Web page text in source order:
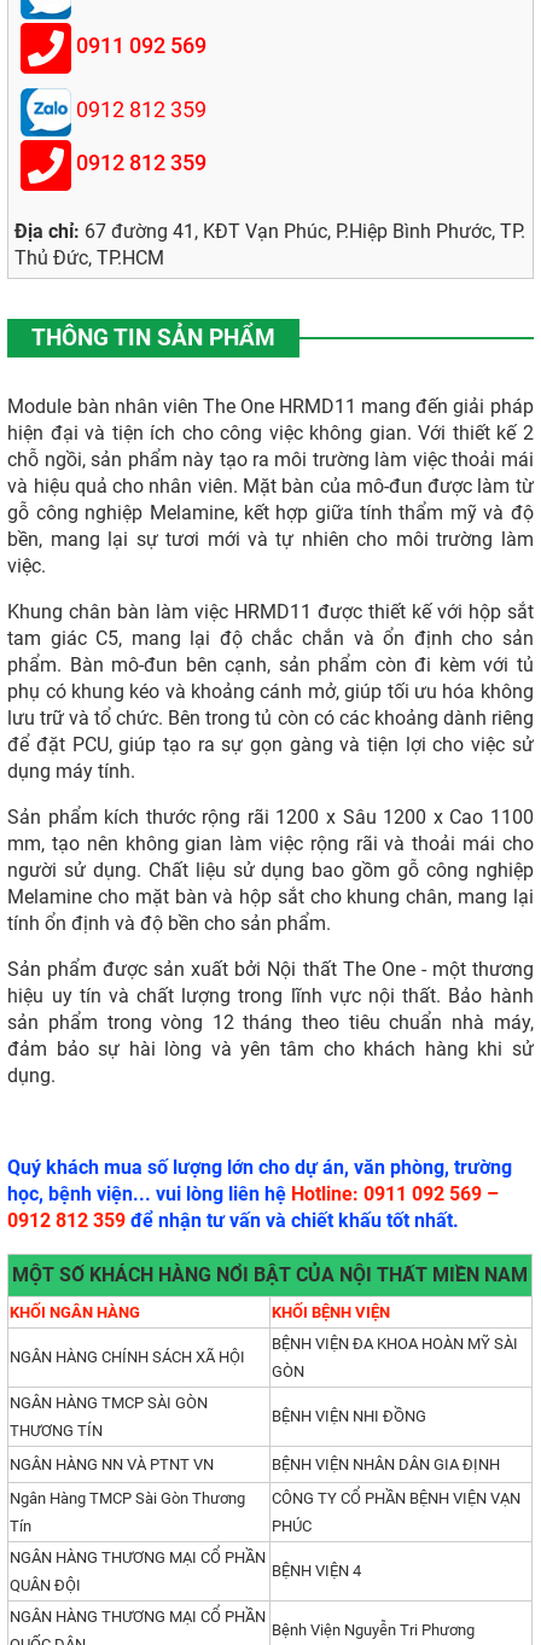
0911 092 569
0912 812 359
0912 812 359
Địa chỉ: 67 đường 41, KĐT Vạn Phúc, P.Hiệp Bình Phước, TP.
Thủ Đức, TP.HCM
THÔNG TIN SẢN PHẨM
Module bàn nhân viên The One HRMD11 mang đến giải pháp
hiện đại và tiện ích cho công việc không gian. Với thiết kế 2
chỗ ngồi, sản phẩm này tạo ra môi trường làm việc thoải mái
và hiệu quả cho nhân viên. Mặt bàn của mô-đun được làm từ
gỗ công nghiệp Melamine, kết hợp giữa tính thẩm mỹ và độ
bền, mang lại sự tươi mới và tự nhiên cho môi trường làm
việc.
Khung chân bàn làm việc HRMD11 được thiết kế với hộp sắt
tam giác C5, mang lại độ chắc chắn và ổn định cho sản
phẩm. Bàn mô-đun bên cạnh, sản phẩm còn đi kèm với tủ
phụ có khung kéo và khoảng cánh mở, giúp tối ưu hóa không
lưu trữ và tổ chức. Bên trong tủ còn có các khoảng dành riêng
để đặt PCU, giúp tạo ra sự gọn gàng và tiện lợi cho việc sử
dụng máy tính.
Sản phẩm kích thước rộng rãi 1200 x Sâu 1200 x Cao 1100
mm, tạo nên không gian làm việc rộng rãi và thoải mái cho
người sử dụng. Chất liệu sử dụng bao gồm gỗ công nghiệp
Melamine cho mặt bàn và hộp sắt cho khung chân, mang lại
tính ổn định và độ bền cho sản phẩm.
Sản phẩm được sản xuất bởi Nội thất The One - một thương
hiệu uy tín và chất lượng trong lĩnh vực nội thất. Bảo hành
sản phẩm trong vòng 12 tháng theo tiêu chuẩn nhà máy,
đảm bảo sự hài lòng và yên tâm cho khách hàng khi sử
dụng.
Quý khách mua số lượng lớn cho dự án, văn phòng, trường
học, bệnh viện... vui lòng liên hệ Hotline: 0911 092 569 –
0912 812 359 để nhận tư vấn và chiết khấu tốt nhất.
MỘT SỐ KHÁCH HÀNG NỔI BẬT CỦA NỘI THẤT MIỀN NAM
KHỐI NGÂN HÀNG KHỐI BỆNH VIỆN
NGÂN HÀNG CHÍNH SÁCH XÃ HỘI
BỆNH VIỆN ĐA KHOA HOÀN MỸ SÀI
GÒN
NGÂN HÀNG TMCP SÀI GÒN
THƯƠNG TÍN
BỆNH VIỆN NHI ĐỒNG
NGÂN HÀNG NN VÀ PTNT VN
BỆNH VIỆN NHÂN DÂN GIA ĐỊNH
Ngân Hàng TMCP Sài Gòn Thương
Tín
CÔNG TY CỔ PHẦN BỆNH VIỆN VẠN
PHÚC
NGÂN HÀNG THƯƠNG MẠI CỔ PHẦN
QUÂN ĐỘI
BỆNH VIỆN 4
NGÂN HÀNG THƯƠNG MẠI CỔ PHẦN
Bệnh Viện Nguyễn Tri Phương